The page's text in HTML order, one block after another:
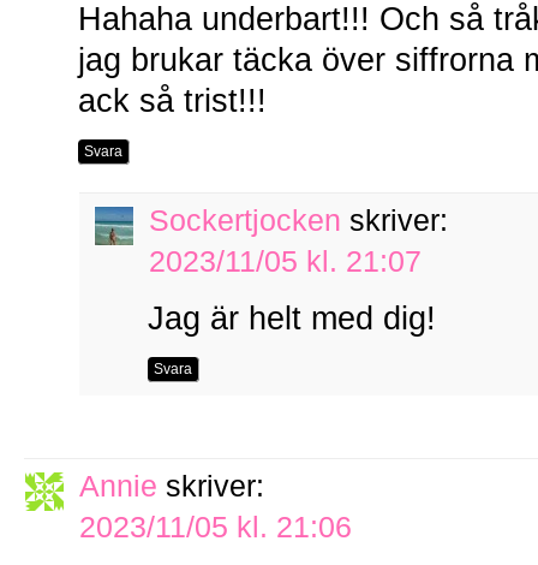
Hahaha underbart!!! Och så
jag brukar täcka över siffrorna
ack så trist!!!
Svara
Sockertjocken skriver:
2023/11/05 kl. 21:07
Jag är helt med dig!
Svara
Annie skriver:
2023/11/05 kl. 21:06